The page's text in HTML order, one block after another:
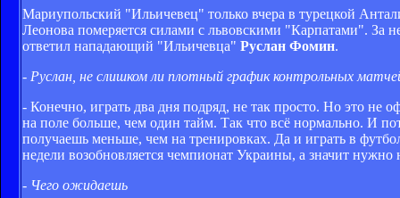
Мариупольский "Ильичевец" только вчера в турецкой
Леонова померяется силами с львовскими "Карпатами". За
ответил нападающий "Ильичевца" Руслан Фомин.
- Руслан, не слишком ли плотный график контрольных
- Конечно, играть два дня подряд, не так просто. Но это не
на поле больше, чем один тайм. Так что всё нормально. И
получаешь меньше, чем на тренировках. Да и играть в
недели возобновляется чемпионат Украины, а значит
- Чего ожидаешь